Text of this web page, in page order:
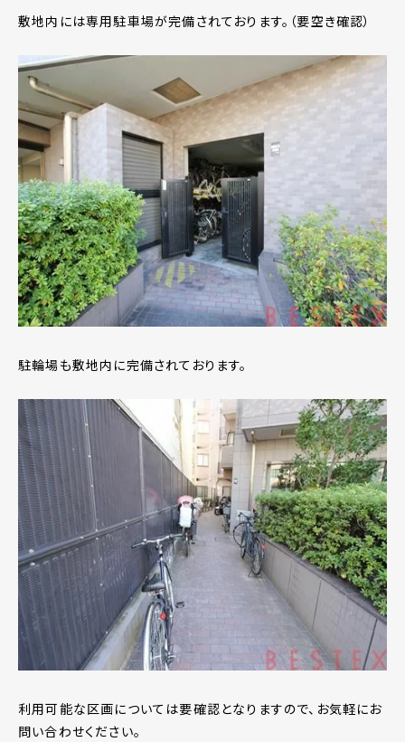
敷地内には専用駐車場が完備されております。（要空き確認）
駐輪場も敷地内に完備されております。
利用可能な区画については要確認となりますので、お気軽にお
問い合わせください。